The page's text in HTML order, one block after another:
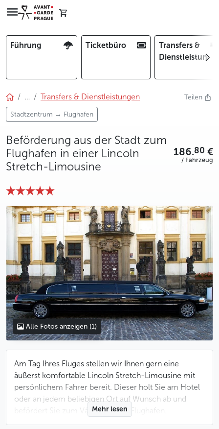
Führung Ticketbüro
Transfers &
… Transfers & Dienstleistungen
Stadtzentrum → Flughafen
Teilen
Beförderung aus der Stadt zum
Flughafen in einer Lincoln
Stretch-Limousine
186.80 €
/ Fahrzeug
Alle Fotos anzeigen (1)
Am Tag Ihres Fluges stellen wir Ihnen gern eine
äußerst komfortable Lincoln Stretch-Limousine mit
persönlichem Fahrer bereit. Dieser holt Sie am Hotel
oder an jedem beliebigen Ort auf Wunsch ab und
befördert Sie zum Václav-Havel-Flughafen.
Mehr lesen